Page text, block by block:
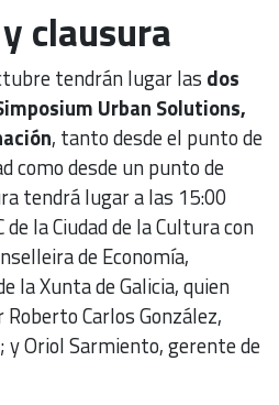
clausura
tendrán lugar las dos
Urban Solutions,
, tanto desde el punto de
como desde un punto de
tendrá lugar a las 15:00
la Ciudad de la Cultura con
de Economía,
la Xunta de Galicia, quien
Carlos González,
Oriol Sarmiento, gerente de